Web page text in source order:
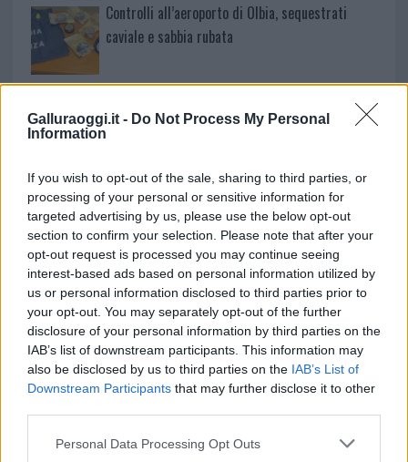
Galluraoggi.it - Do Not Process My Personal
Information
If you wish to opt-out of the sale, sharing to third parties, or
processing of your personal or sensitive information for
targeted advertising by us, please use the below opt-out
section to confirm your selection. Please note that after your
opt-out request is processed you may continue seeing
interest-based ads based on personal information utilized by
us or personal information disclosed to third parties prior to
your opt-out. You may separately opt-out of the further
disclosure of your personal information by third parties on the
IAB’s list of downstream participants. This information may
also be disclosed by us to third parties on the IAB’s List of
Downstream Participants that may further disclose it to other
Please note that this website/app uses one or more Google
Personal Data Processing Opt Outs
Controlli all’aeroporto di Olbia, sequestrati
caviale e sabbia rubata
Migliori cliniche di estetica medicale avanzata
in Europa: classifica dei 5 centri di riferimento
pe…
NECROLOGIE
Mario Malu